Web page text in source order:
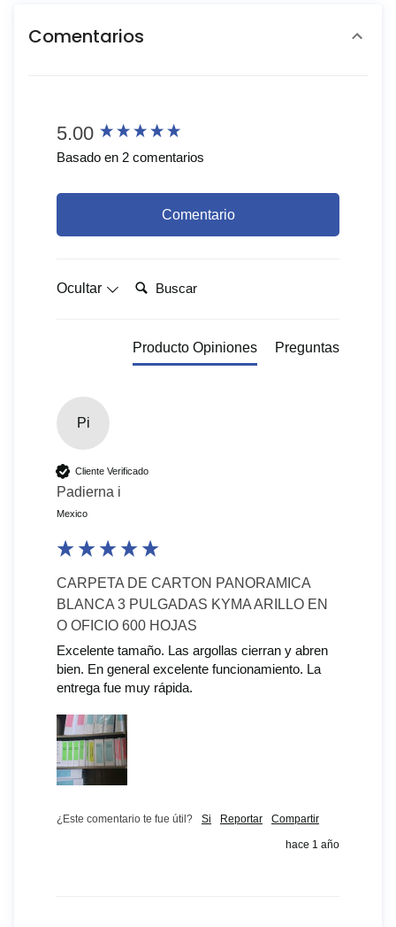
Comentarios
5.00
Basado en 2 comentarios
Comentario
Ocultar Buscar:
Producto Opiniones Preguntas
Pi
Cliente Verificado
Padierna i
Mexico
CARPETA DE CARTON PANORAMICA
BLANCA 3 PULGADAS KYMA ARILLO EN
O OFICIO 600 HOJAS
Excelente tamaño. Las argollas cierran y abren
bien. En general excelente funcionamiento. La
entrega fue muy rápida.
¿Este comentario te fue útil? Si Reportar Compartir
hace 1 año
New content loaded